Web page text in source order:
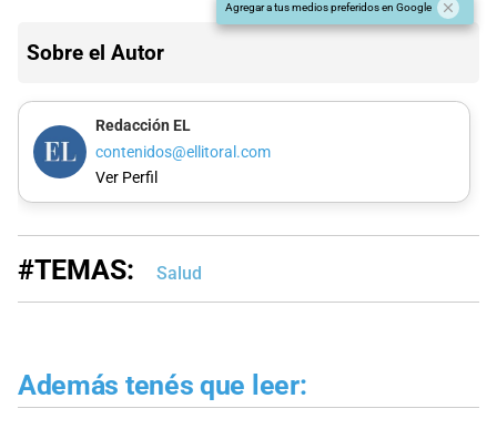
Agregar a tus medios preferidos en Google
Sobre el Autor
Redacción EL
contenidos@ellitoral.com
Ver Perfil
#TEMAS: Salud
Además tenés que leer: